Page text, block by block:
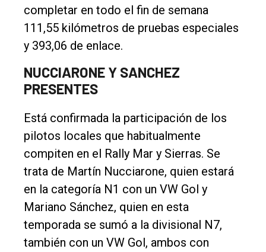
completar en todo el fin de semana
111,55 kilómetros de pruebas especiales
y 393,06 de enlace.
NUCCIARONE Y SANCHEZ
PRESENTES
Está confirmada la participación de los
pilotos locales que habitualmente
compiten en el Rally Mar y Sierras. Se
trata de Martín Nucciarone, quien estará
en la categoría N1 con un VW Gol y
Mariano Sánchez, quien en esta
temporada se sumó a la divisional N7,
también con un VW Gol, ambos con